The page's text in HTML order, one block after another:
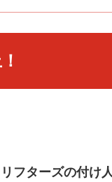
フターズの付け人